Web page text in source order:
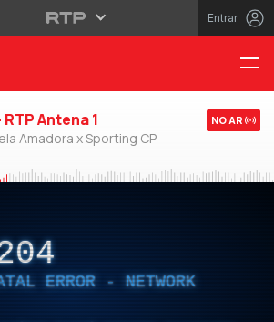
Entrar
Antena 1
Amadora x Sporting CP
NO AR
ERROR - NETWORK